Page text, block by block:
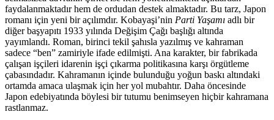
faydalanmaktadır hem de ordudan destek almaktadır. Bu tarz, Japon
romanı için yeni bir açılımdır. Kobayaşi’nin Parti Yaşamı adlı bir
diğer başyapıtı 1933 yılında Değişim Çağı başlığı altında
yayımlandı. Roman, birinci tekil şahısla yazılmış ve kahraman
sadece “ben” zamiriyle ifade edilmişti. Ana karakter, bir fabrikada
çalışan işçileri idarenin işçi çıkarma politikasına karşı örgütleme
çabasındadır. Kahramanın içinde bulunduğu yoğun baskı altındaki
ortamda amaca ulaşmak için her yol mubahtır. Daha öncesinde
Japon edebiyatında böylesi bir tutumu benimseyen hiçbir kahramana
rastlanmaz.